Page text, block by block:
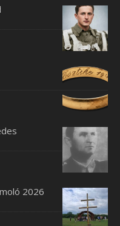
2026